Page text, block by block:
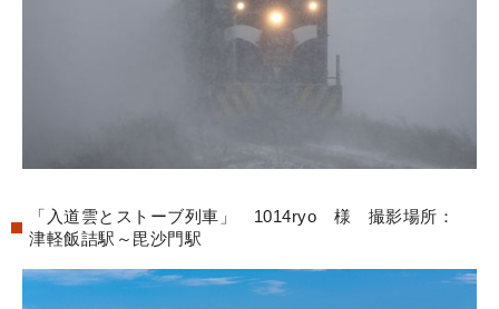
「入道雲とストーブ列車」 1014ryo 様 撮影場所：
津軽飯詰駅～毘沙門駅